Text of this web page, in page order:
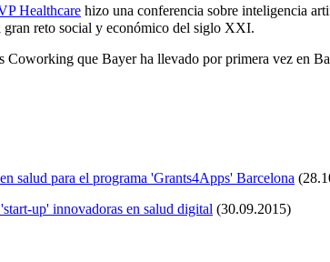
Healthcare hizo una conferencia sobre inteligencia
gran reto social y económico del siglo XXI.
que Bayer ha llevado por primera vez en
salud para el programa 'Grants4Apps' Barcelona
up' innovadoras en salud digital (30.09.2015)